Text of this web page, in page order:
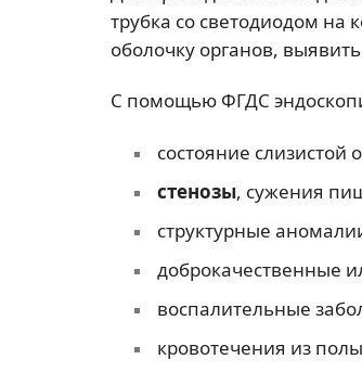
трубка со светодиодом
оболочку органов,
С помощью ФГДС
состояние слизистой
стенозы, сужения
структурные
доброкачественные
воспалительные
кровотечения из